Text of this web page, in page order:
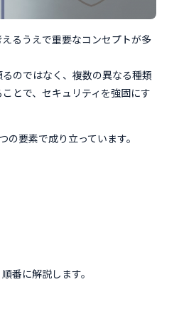
るうえで重要なコンセプトが多
のではなく、複数の異なる種類
とで、セキュリティを強固にす
要素で成り立っています。
番に解説します。